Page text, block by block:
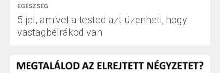
EGÉSZSÉG
5 jel, amivel a tested azt üzenheti, hogy
vastagbélrákod van